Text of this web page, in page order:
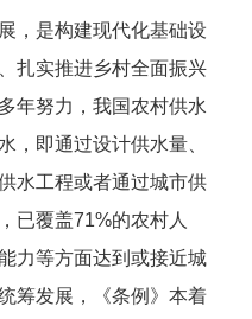
，是构建现代化基础设
扎实推进乡村全面振兴
年努力，我国农村供水
，即通过设计供水量、
水工程或者通过城市供
已覆盖71%的农村人
力等方面达到或接近城
筹发展，《条例》本着